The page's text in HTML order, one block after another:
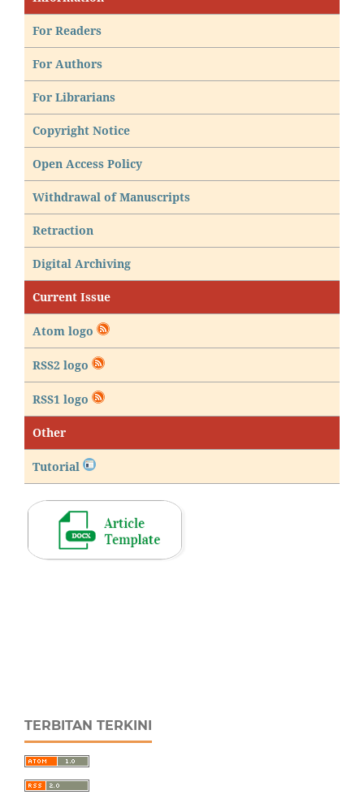
For Readers
For Authors
For Librarians
Copyright Notice
Open Access Policy
Withdrawal of Manuscripts
Retraction
Digital Archiving
Current Issue
Atom logo
RSS2 logo
RSS1 logo
Other
Tutorial
TERBITAN TERKINI